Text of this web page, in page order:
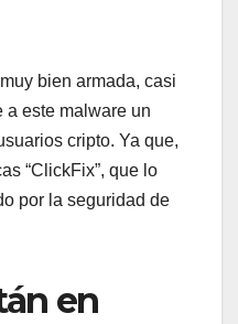
bien armada, casi
a este malware un
cripto. Ya que,
“ClickFix”, que lo
por la seguridad de
en